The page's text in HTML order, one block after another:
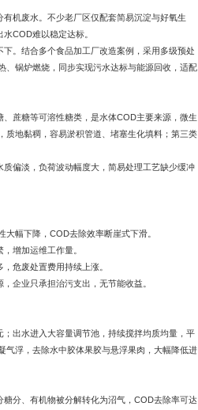
机废水。不少老厂区仅配套简易沉淀与好氧生
COD难以稳定达标。
。结合多个食品加工厂改造案例，采用多级预处
、锅炉燃烧，同步实现污水达标与能源回收，适配
蔗糖等可溶性糖类，是水体COD主要来源，微生
质地黏稠，容易淤积管道、堵塞生化填料；第三类
偏淡，负荷波动幅度大，简易处理工艺缺少缓冲
幅下降，COD去除效率断崖式下滑。
增加运维工作量。
危废处置费用持续上涨。
企业只承担治污支出，无节能收益。
出水进入大容量调节池，持续搅拌均质均量，平
气浮，去除水中胶体果胶与悬浮果肉，大幅降低进
分、有机物被分解转化为沼气，COD去除率可达